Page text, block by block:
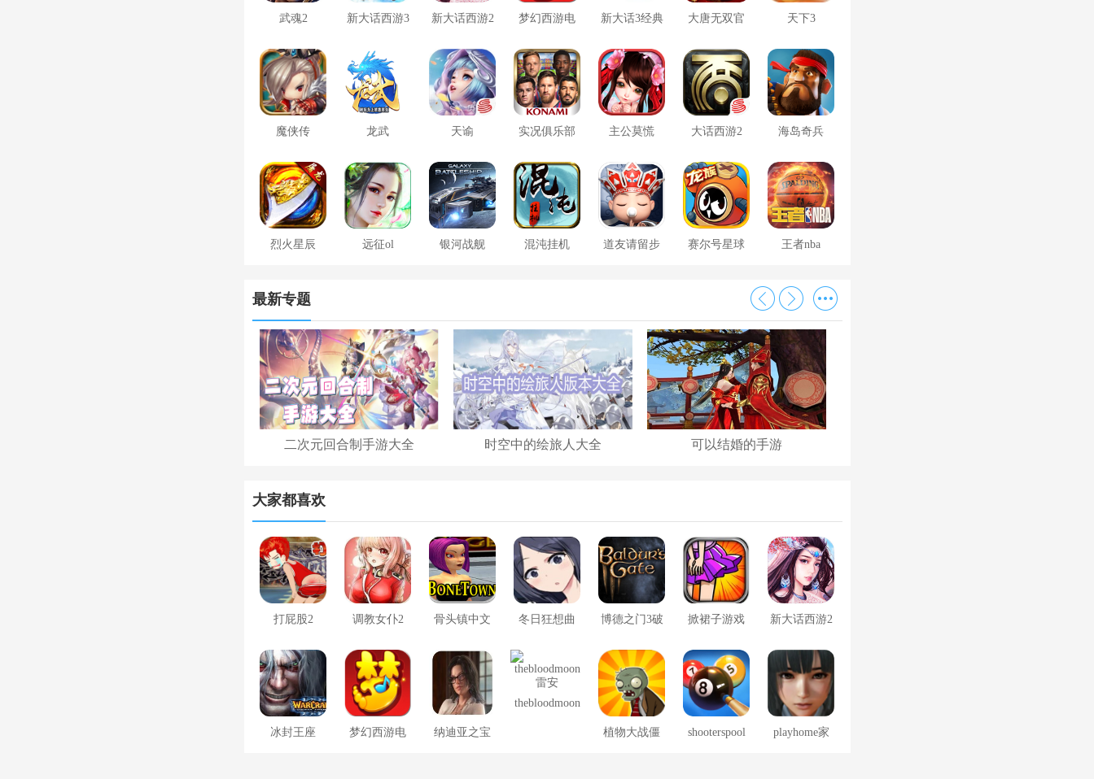
武魂2 新大话西游3 新大话西游2 梦幻西游电 新大话3经典 大唐无双官 天下3
魔侠传 龙武 天谕 实况俱乐部 主公莫慌 大话西游2 海岛奇兵
烈火星辰 远征ol 银河战舰 混沌挂机 道友请留步 赛尔号星球 王者nba
最新专题
二次元回合制手游大全 时空中的绘旅人大全 可以结婚的手游
大家都喜欢
打屁股2 调教女仆2 骨头镇中文 冬日狂想曲
版
博德之门3破 掀裙子游戏 新大话西游2
冰封王座 梦幻西游电 纳迪亚之宝
thebloodmoon
植物大战僵 shooterspool playhome家